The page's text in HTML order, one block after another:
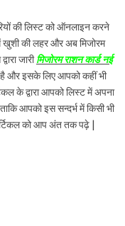
की लिस्ट को ऑनलाइन करने
खुशी की लहर और अब मिजोरम
जारीमिजोरम राशन कार्ड नई
और इसके लिए आपको कहीं भी
के द्वारा आपको लिस्ट में अपना
आपको इस सन्दर्भ में किसी भी
को आप अंत तक पढ़े |